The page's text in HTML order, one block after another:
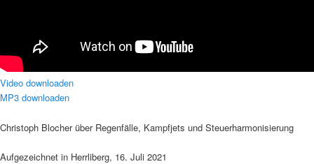
Video downloaden
MP3 downloaden
Christoph Blocher über Regenfälle, Kampfjets und Steuerharmonisierung
Aufgezeichnet in Herrliberg, 16. Juli 2021